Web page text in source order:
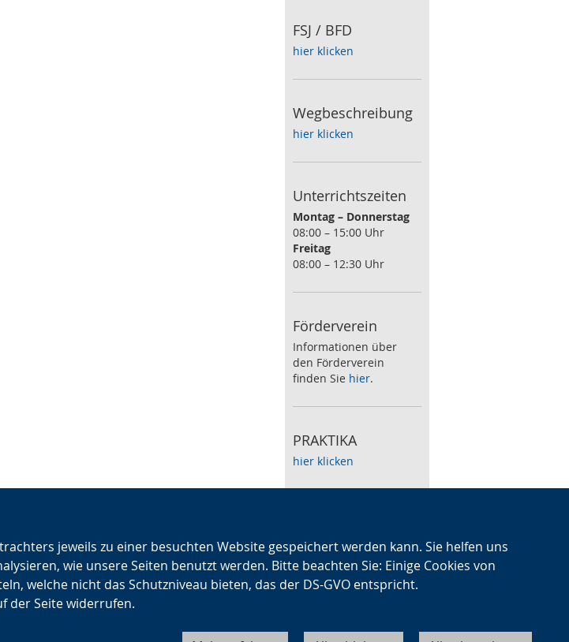
jeweils zu einer besuchten Website gespeichert werden kann. Sie helfen uns
wie unsere Seiten benutzt werden. Bitte beachten Sie: Einige Cookies von
welche nicht das Schutzniveau bieten, das der DS-GVO entspricht.
der Seite widerrufen.
FSJ / BFD
hier klicken
Wegbeschreibung
hier klicken
Unterrichtszeiten
Montag – Donnerstag
08:00 – 15:00 Uhr
Freitag
08:00 – 12:30 Uhr
Förderverein
Informationen über
den Förderverein
finden Sie hier.
PRAKTIKA
hier klicken
Zum wöchentlichen
Speiseplan klicken Sie
hier.